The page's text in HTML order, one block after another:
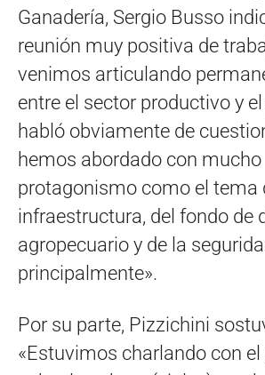
Ganadería, Sergio Busso
reunión muy positiva de
venimos articulando
entre el sector productivo y
habló obviamente de
hemos abordado con mucho
protagonismo como el tema
infraestructura, del fondo de
agropecuario y de la
principalmente».
Por su parte, Pizzichini
«Estuvimos charlando con